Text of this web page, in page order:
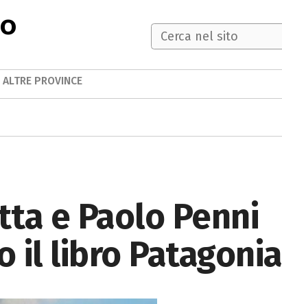
e Paolo Penni
il libro Patagonia
ALTRE PROVINCE